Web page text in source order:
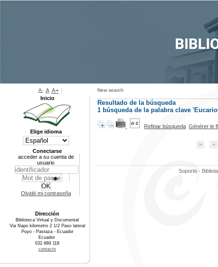
New search
Resultado de la búsqueda
1 búsqueda de la palabra clave
Refinar búsqueda Générer le
Soporte -
A- A A+
Inicio
Elige idioma
Conectarse
acceder a su cuenta de
usuario
Olvidé mi contraseña
Dirección
Biblioteca Virtual y Documental
Via Napo kilometro 2 1/2 Paso lateral
Puyo - Pastaza - Ecuador
Ecuador
032 889 118
contacto